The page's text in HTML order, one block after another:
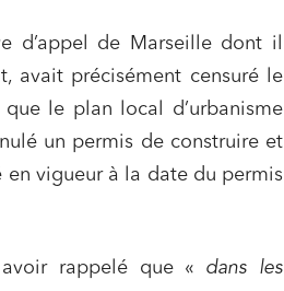
d’appel de Marseille dont il
avait précisément censuré le
le plan local d’urbanisme
un permis de construire et
en vigueur à la date du permis
avoir rappelé que « dans les
Associations et acteurs de l’économie
Établissements financiers